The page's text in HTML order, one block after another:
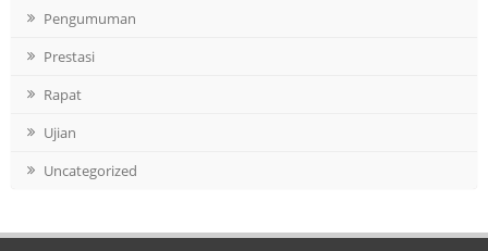
Pengumuman
Prestasi
Rapat
Ujian
Uncategorized